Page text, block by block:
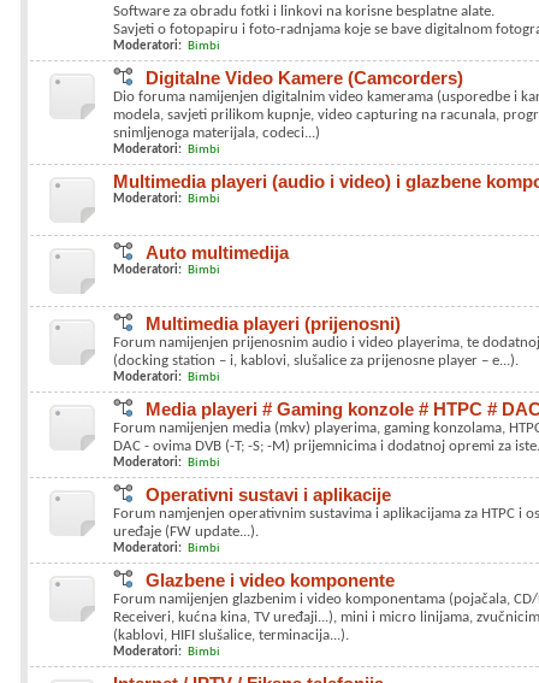
Software za obradu fotki i linkovi na korisne besplatne alate.
Savjeti o fotopapiru i foto-radnjama koje se bave digitalnom
Moderatori: Bimbi
Digitalne Video Kamere (Camcorders)
Dio foruma namijenjen digitalnim video kamerama (usporedbe i
modela, savjeti prilikom kupnje, video capturing na racunala,
snimljenoga materijala, codeci...)
Moderatori: Bimbi
Multimedia playeri (audio i video) i glazbene
Moderatori: Bimbi
Auto multimedija
Moderatori: Bimbi
Multimedia playeri (prijenosni)
Forum namijenjen prijenosnim audio i video playerima, te
(docking station – i, kablovi, slušalice za prijenosne player – e...).
Moderatori: Bimbi
Media playeri # Gaming konzole # HTPC #
Forum namijenjen media (mkv) playerima, gaming konzolama,
DAC - ovima DVB (-T; -S; -M) prijemnicima i dodatnoj opremi za iste.
Moderatori: Bimbi
Operativni sustavi i aplikacije
Forum namjenjen operativnim sustavima i aplikacijama za HTPC i
uređaje (FW update...).
Moderatori: Bimbi
Glazbene i video komponente
Forum namijenjen glazbenim i video komponentama (pojačala,
Receiveri, kućna kina, TV uređaji...), mini i micro linijama,
(kablovi, HIFI slušalice, terminacija...).
Moderatori: Bimbi